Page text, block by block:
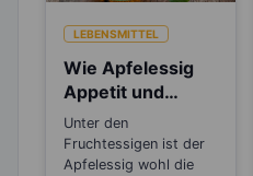
LEBENSMITTEL
Wie Apfelessig
Appetit und
Heißhunger
ausbremst
Unter den
Fruchtessigen ist der
Apfelessig wohl die